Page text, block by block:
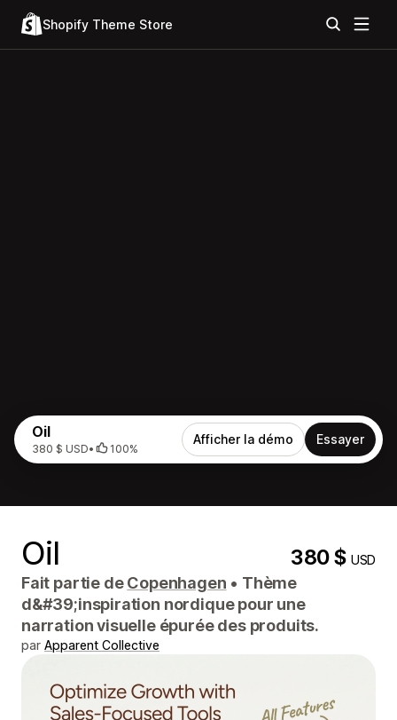
Shopify Theme Store
Oil
380 $ USD• 100%
Afficher la démo Essayer
Oil 380 $USD
Fait partie deCopenhagen • Thème
d&#39;inspiration nordique pour une
narration visuelle épurée des produits.
par Apparent Collective